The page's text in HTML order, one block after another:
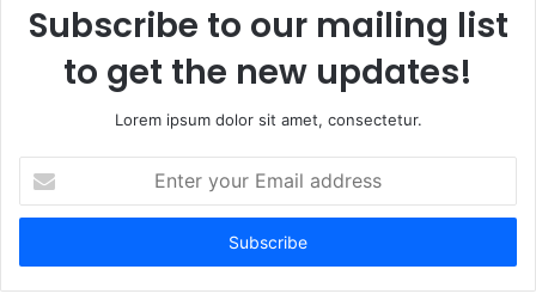
Subscribe to our mailing list
to get the new updates!
Lorem ipsum dolor sit amet, consectetur.
t
r
y